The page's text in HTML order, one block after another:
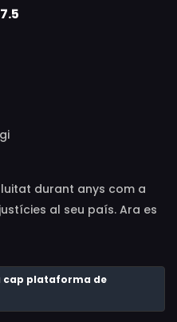
7.5
durant anys com a
al seu país. Ara es
presentant-se a les
del moment en què
possibilitat a la
cada nou repte amb
una campanya
cap plataforma de